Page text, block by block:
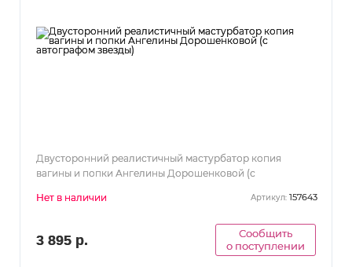
Двусторонний реалистичный мастурбатор копия
вагины и попки Ангелины Дорошенковой (с
Нет в наличии
Артикул: 157643
3 895 р.
Сообщить
о поступлении